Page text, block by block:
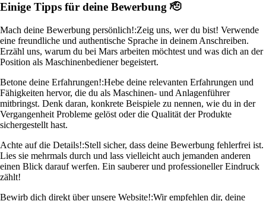
Einige Tipps für deine Bewerbung 🫡
Mach deine Bewerbung persönlich!:Zeig uns, wer du bist! Verwende
eine freundliche und authentische Sprache in deinem Anschreiben.
Erzähl uns, warum du bei Mars arbeiten möchtest und was dich an der
Position als Maschinenbediener begeistert.
Betone deine Erfahrungen!:Hebe deine relevanten Erfahrungen und
Fähigkeiten hervor, die du als Maschinen- und Anlagenführer
mitbringst. Denk daran, konkrete Beispiele zu nennen, wie du in der
Vergangenheit Probleme gelöst oder die Qualität der Produkte
sichergestellt hast.
Achte auf die Details!:Stell sicher, dass deine Bewerbung fehlerfrei ist.
Lies sie mehrmals durch und lass vielleicht auch jemanden anderen
einen Blick darauf werfen. Ein sauberer und professioneller Eindruck
zählt!
Bewirb dich direkt über unsere Website!:Wir empfehlen dir, deine